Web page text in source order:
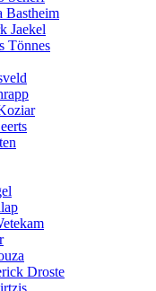
Bastheim
Jaekel
Tönnes
Droste